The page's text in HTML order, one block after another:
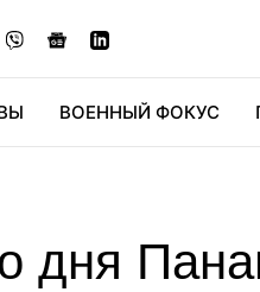
ВОЕННЫЙ ФОКУС
дня